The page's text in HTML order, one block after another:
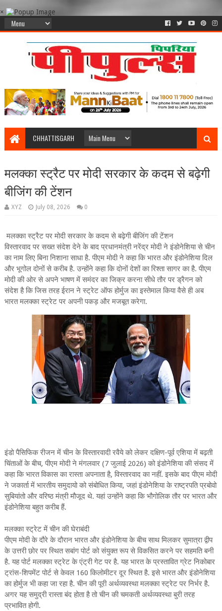
×
CHHATTISGARH
मलक्का स्ट्रैट पर मोदी सरकार के कदम से बढ़ेगी
बीजिंग की टेंशन
XYZ July 08, 2026 0
मलक्का स्ट्रैट पर मोदी सरकार के कदम से बढ़ेगी बीजिंग की टेंशन
विस्तारवाद पर सख्त संदेश देने के बाद प्रधानमंत्री नरेंद्र मोदी ने इंडोनेशिया से चीन
का नाम लिए बिना निशाना साधा है. पीएम मोदी ने कहा कि भारत और इंडोनेशिया दिल
और भूगोल दोनों से करीब है. उन्होंने कहा कि दोनों देशों का रिश्ता सागर का है. पीएम
मोदी की ओर से अपने भाषण में समंदर का जिक्र करना सीधे तौर पर ड्रैगन को
संदेश है कि जिस तरह ईरान ने स्ट्रेट ऑफ होर्मुज का इस्तेमाल किया वैसे ही अब
भारत मलक्का स्ट्रेट पर अपनी पकड़ और मजबूत करेगा.
इंडो पैसिफिक रीजन में चीन के विस्तारवादी रवैये को लेकर दक्षिण-पूर्व एशिया में बढ़ती
चिंताओं के बीच, पीएम मोदी ने मंगलवार (7 जुलाई 2026) को इंडोनेशिया की संसद में
कहा कि भारत विकास का रास्ता अपनाता है, विस्तारवाद का नहीं. इसके बाद पीएम मोदी
ने जकार्ता में भारतीय समुदायो को संबोधित किया, जहां इंडोनेशिया के राष्ट्रपति प्रबोवो
सुबियांतो और वरिष्ठ मंत्री मौजूद थे. यहां उन्होंने कहा कि भौगोलिक तौर पर भारत और
इंडोनेशिया बहुत करीब हैं.
मलक्का स्ट्रेट में चीन की घेराबंदी
पीएम मोदी के दौरे के दौरान भारत और इंडोनेशिया के बीच साथ मिलकर सुमात्रा द्वीप
के उत्तरी छोर पर स्थित सबांग पोर्ट को संयुक्त रूप से विकसित करने पर सहमति बनी
है. यह पोर्ट मलक्का स्ट्रेट के एंट्री गेट पर है. यह भारत के प्रस्तावित ग्रेट निकोबार
ट्रांस-शिपमेंट पोर्ट से केवल 160 किलोमीटर दूर स्थित है. इसे भारत और इंडोनेशिया
का होर्मुज भी कहा जा रहा है. चीन की पूरी अर्थव्यवस्था मलक्का स्ट्रेट पर निर्भर है.
अगर यह समुद्री रास्ता बंद होता है तो चीन की चमकती अर्थव्यवस्था बुरी तरह
प्रभावित होगी.